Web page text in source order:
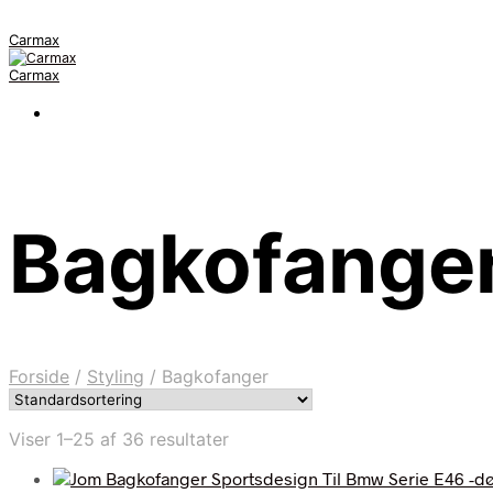
Carmax
Carmax
Forside / Styling / Bagkofanger
Viser 1–25 af 36 resultater